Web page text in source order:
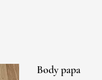
Body papa